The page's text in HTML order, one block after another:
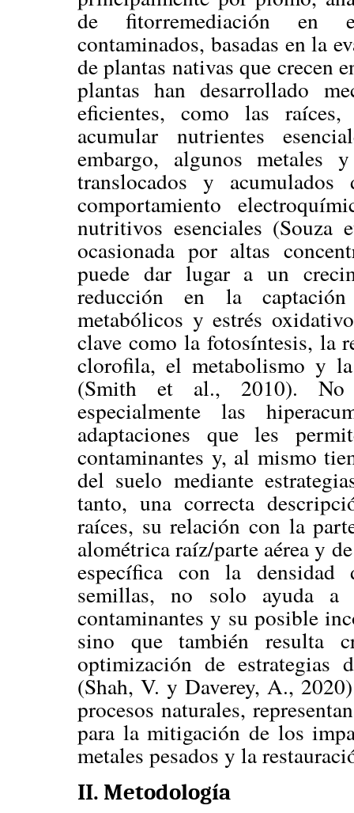
de fitorremediación en
contaminados, basadas en la
de plantas nativas que crecen
plantas han desarrollado
eficientes, como las
acumular nutrientes
embargo, algunos metales
translocados y
comportamiento
nutritivos esenciales
ocasionada por altas
puede dar lugar a un
reducción en la
metabólicos y estrés
clave como la fotosíntesis, la
clorofila, el metabolismo y
(Smith et al., 2010). No
especialmente las
adaptaciones que les
contaminantes y, al mismo
del suelo mediante
tanto, una correcta
raíces, su relación con la
alométrica raíz/parte aérea y
específica con la densidad
semillas, no solo ayuda a
contaminantes y su posible
sino que también resulta
optimización de estrategias
(Shah, V. y Daverey, A.,
procesos naturales,
para la mitigación de los
metales pesados y la
II. Metodología